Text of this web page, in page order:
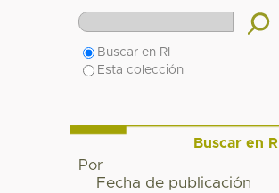
Buscar en RI
Esta colección
Buscar en RI
Por
Fecha de publicación